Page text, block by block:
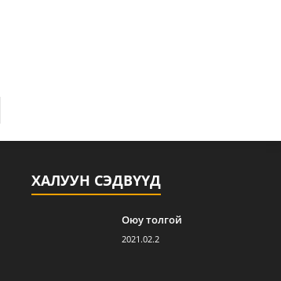
ХАЛУУН СЭДВҮҮД
Оюу толгой
2021.02.2